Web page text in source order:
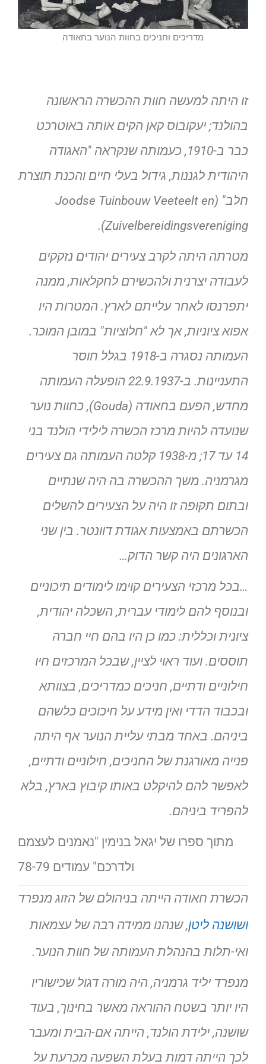
מדריכים וחניכים בחוות הנוער בחאודה
זו היתה למעשה חוות ההכשרה הראשונה
בהולנד; יעקובוס קאן הקים אותה באוטרכט
כבר ב-1910, כעמותה שנקראה "האגודה
היהודית לגננות, גידול בעלי חיים והכנת תוצרת
חלב" (Joodse Tuinbouw Veeteelt en
Zuivelbereidingsvereniging).
מטרתה היתה לקרב צעירים יהודים נזקקים
לעבודה יצרנית ולהכשירם לחקלאות, ממנה
יתפרנסו לאחר עלייתם לארץ. המטרות היו
אפוא ציוניות, אך לא "חלוציות" במובן המוכר.
העמותה נסגרה ב-1918 בגלל חוסר
התעניינות. ב-22.9.1937 הופעלה העמותה
מחדש, הפעם בחאודה (Gouda), כחוות נוער
שנועדה להיות מרכז הכשרה לילידי הולנד בני
14 עד 17; מ-1938 קלטה העמותה גם צעירים
מגרמניה. משך ההכשרה בה היה שנתיים
ובתום תקופה זו היה על הצעירים להשלים
הכשרתם באמצעות אגודת דוונטר. בין שני
הארגונים היה קשר הדוק…
…בכל מרכזי הצעירים קוימו לימודים תיכוניים
ובנוסף להם לימודי עברית, השכלה יהודית,
ציונית וכללית: כמו כן היו בהם חיי חברה
תוססים. ועוד ראוי לציין, שבכל המרכזים חיו
חילוניים ודתיים, חניכים כמדריכים, בצוותא
ובכבוד הדדי ואין מידע על חיכוכים כלשהם
ביניהם. באחד מבתי עליית הנוער אף היתה
פנייה מאורגנת של החניכים, חילוניים ודתיים,
לאפשר להם להיקלט באותו קיבוץ בארץ, בלא
להפריד ביניהם.
מתוך ספרו של יגאל בנימין "נאמנים לעצמם
ולדרכם" עמודים 78-79
הכשרת חאודה הייתה בניהולם של הזוג מנפרד
ושושנה ליטן, שנהנו ממידה רבה של עצמאות
ואי-תלות בהנהלת העמותה של חוות הנוער.
מנפרד יליד גרמניה, היה מורה דגול שכישוריו
היו יותר בשטח ההוראה מאשר בחינוך, בעוד
שושנה, ילידת הולנד, הייתה אם-הבית ומעבר
לכך הייתה דמות בעלת השפעה מכרעת על